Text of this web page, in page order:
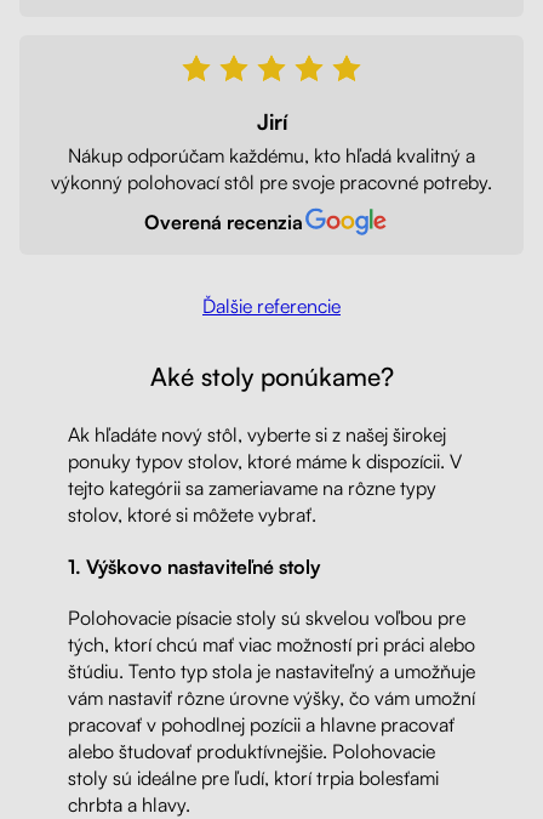
Jirí
Nákup odporúčam každému, kto hľadá kvalitný a
výkonný polohovací stôl pre svoje pracovné potreby.
Overená recenzia
Ďalšie referencie
Aké stoly ponúkame?
Ak hľadáte nový stôl, vyberte si z našej širokej
ponuky typov stolov, ktoré máme k dispozícii. V
tejto kategórii sa zameriavame na rôzne typy
stolov, ktoré si môžete vybrať.
1. Výškovo nastaviteľné stoly
Polohovacie písacie stoly sú skvelou voľbou pre
tých, ktorí chcú mať viac možností pri práci alebo
štúdiu. Tento typ stola je nastaviteľný a umožňuje
vám nastaviť rôzne úrovne výšky, čo vám umožní
pracovať v pohodlnej pozícii a hlavne pracovať
alebo študovať produktívnejšie. Polohovacie
stoly sú ideálne pre ľudí, ktorí trpia bolesťami
chrbta a hlavy.